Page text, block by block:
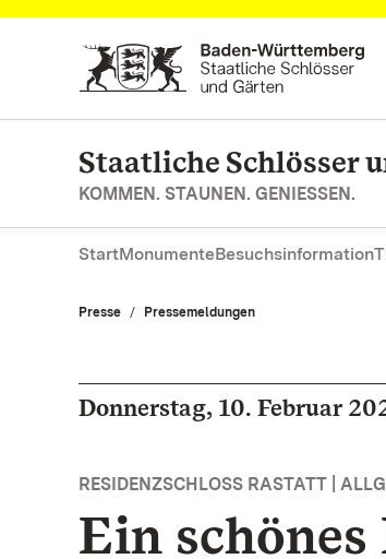
Zum Hauptinhalt springen
Staatliche Schlösser
KOMMEN. STAUNEN. GENIESSEN.
StartMonumenteBesuchsinformation
Presse Pressemeldungen
Donnerstag, 10. Februar
RESIDENZSCHLOSS RASTATT |
Ein schönes